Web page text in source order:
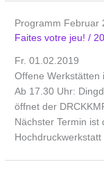
Programm Februar
Faites votre jeu!/
Fr. 01.02.2019
Offene Werkstätten
Ab 17.30 Uhr:
öffnet der
Nächster Termin